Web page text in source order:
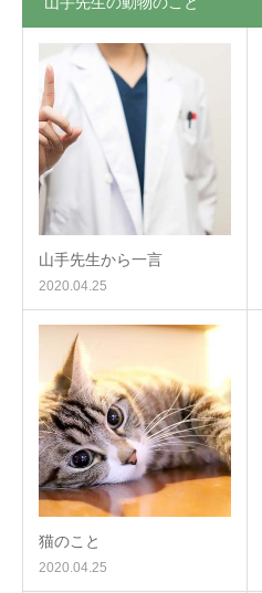
山手先生から一言
2020.04.25
猫のこと
2020.04.25